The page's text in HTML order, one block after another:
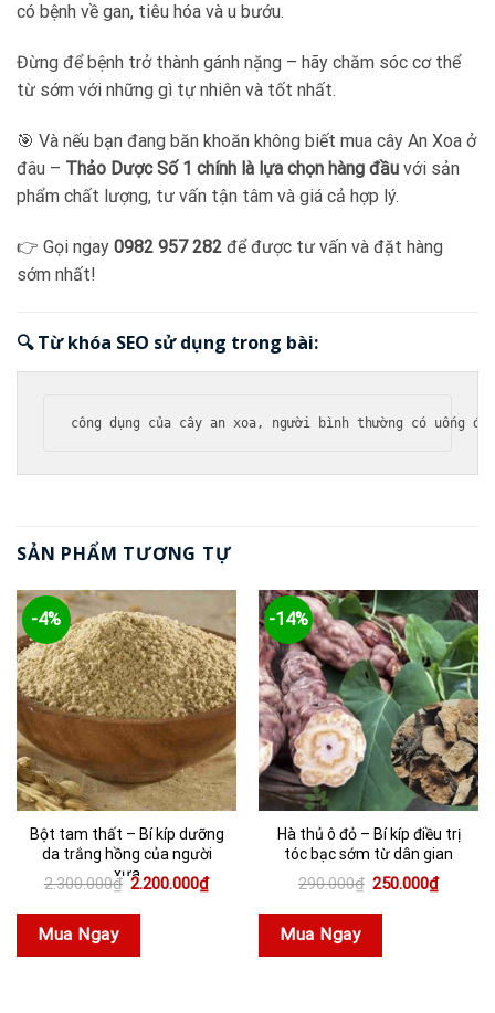
có bệnh về gan, tiêu hóa và u bướu.
Đừng để bệnh trở thành gánh nặng – hãy chăm sóc cơ thể
từ sớm với những gì tự nhiên và tốt nhất.
🎯 Và nếu bạn đang băn khoăn không biết mua cây An Xoa ở
đâu – Thảo Dược Số 1 chính là lựa chọn hàng đầu với sản
phẩm chất lượng, tư vấn tận tâm và giá cả hợp lý.
👉 Gọi ngay 0982 957 282 để được tư vấn và đặt hàng
sớm nhất!
🔍 Từ khóa SEO sử dụng trong bài:
SẢN PHẨM TƯƠNG TỰ
-4%
Bột tam thất – Bí kíp dưỡng
da trắng hồng của người
xưa
2.300.000₫ Giá
là:
2.200.000₫Giá
hiện
2.200.000₫.
Mua Ngay
-14%
Hà thủ ô đỏ – Bí kíp điều trị
tóc bạc sớm từ dân gian
290.000₫ Giá
là:
250.000₫Giá
hiện
Mua Ngay